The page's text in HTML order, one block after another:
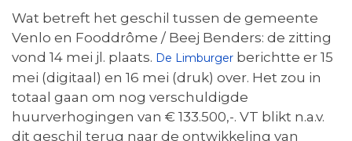
Wat betreft het geschil tussen de gemeente
Venlo en Fooddrôme / Beej Benders: de zitting
vond 14 mei jl. plaats. De Limburger berichtte er 15
mei (digitaal) en 16 mei (druk) over. Het zou in
totaal gaan om nog verschuldigde
huurverhogingen van € 133.500,-. VT blikt n.a.v.
dit geschil terug naar de ontwikkeling van